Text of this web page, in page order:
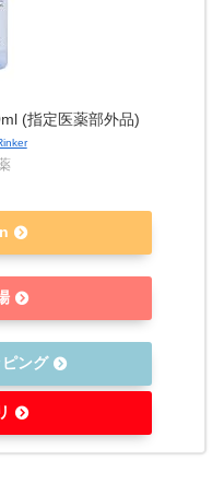
(指定医薬部外品)
ング